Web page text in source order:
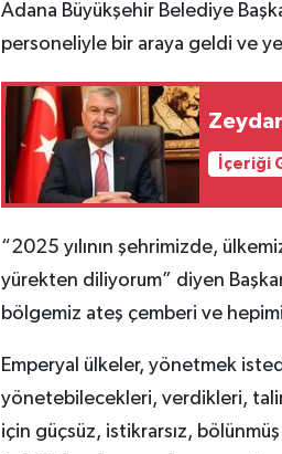
Adana Büyükşehir Belediye
personeliyle bir araya geldi ve
İçeriği
“2025 yılının şehrimizde,
yürekten diliyorum” diyen
bölgemiz ateş çemberi ve
Emperyal ülkeler, yönetmek
yönetebilecekleri, verdikleri,
için güçsüz, istikrarsız,